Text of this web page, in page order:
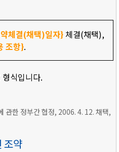
체결(채택)일자} 체결(채택),
조항}.
식입니다.
관한 정부간 협정, 2006. 4. 12. 채택,
조약